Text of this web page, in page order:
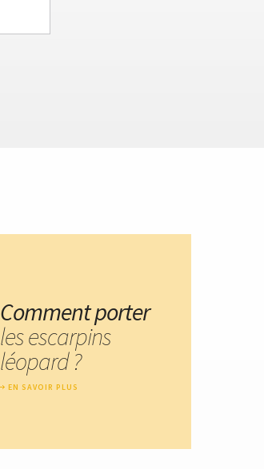
Comment porter
les escarpins
léopard ?
EN SAVOIR PLUS